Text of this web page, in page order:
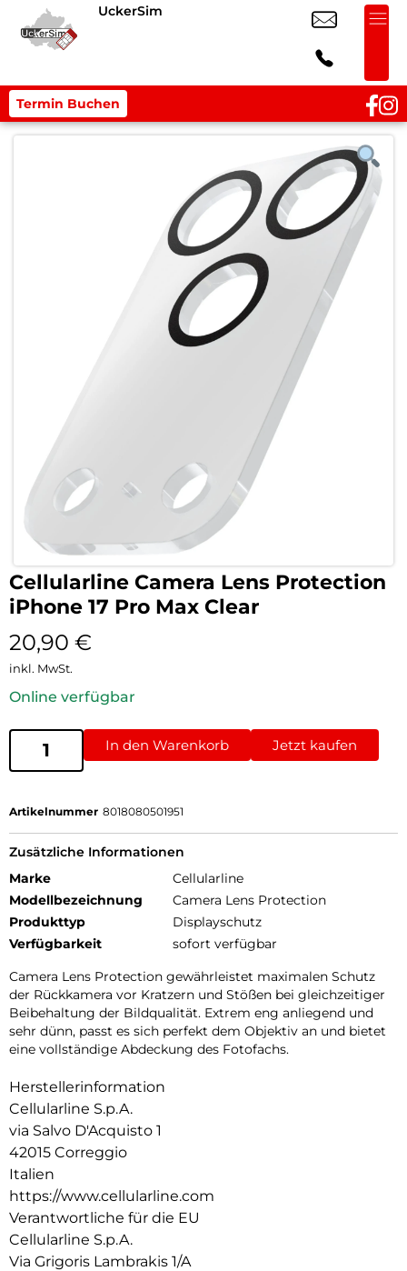
UckerSim
Termin Buchen
Cellularline Camera Lens Protection
iPhone 17 Pro Max Clear
20,90 €
inkl. MwSt.
Online verfügbar
In den Warenkorb Jetzt kaufen
Artikelnummer 8018080501951
Zusätzliche Informationen
Marke
Cellularline
Modellbezeichnung
Camera Lens Protection
Produkttyp
Displayschutz
Verfügbarkeit
sofort verfügbar
Camera Lens Protection gewährleistet maximalen Schutz
der Rückkamera vor Kratzern und Stößen bei gleichzeitiger
Beibehaltung der Bildqualität. Extrem eng anliegend und
sehr dünn, passt es sich perfekt dem Objektiv an und bietet
eine vollständige Abdeckung des Fotofachs.
Herstellerinformation
Cellularline S.p.A.
via Salvo D'Acquisto 1
42015 Correggio
Italien
https://www.cellularline.com
Verantwortliche für die EU
Cellularline S.p.A.
Via Grigoris Lambrakis 1/A